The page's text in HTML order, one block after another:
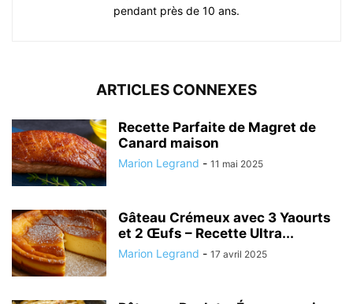
pendant près de 10 ans.
ARTICLES CONNEXES
Recette Parfaite de Magret de
Canard maison
Marion Legrand - 11 mai 2025
Gâteau Crémeux avec 3 Yaourts
et 2 Œufs – Recette Ultra...
Marion Legrand - 17 avril 2025